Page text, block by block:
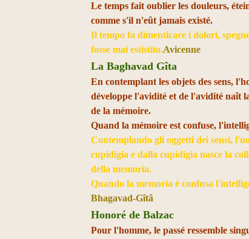
Le temps fait oublier les douleurs,
comme s'il n'eût jamais existé.
Il tempo fa dimenticare i dolori,
fosse mai estistito.Avicenne
La Baghavad Gîta
En contemplant les objets des sens,
développe l'avidité et de l'avidité naît
de la mémoire.
Quand la mémoire est confuse,
Contemplando gli oggetti dei sensi,
cupidigia e dalla cupidigia nasce la
della memoria.
Quando la memoria è confusa
Bhagavad-Gîtâ
Honoré de Balzac
Pour l'homme, le passé ressemble